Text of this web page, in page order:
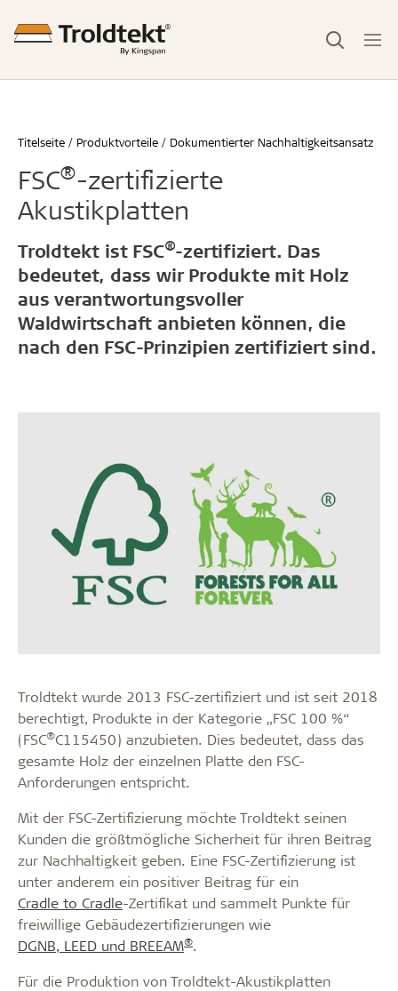
Titelseite Produktvorteile Dokumentierter Nachhaltigkeitsansatz
FSC®-zertifizierte
Akustikplatten
Troldtekt ist FSC®-zertifiziert. Das
bedeutet, dass wir Produkte mit Holz
aus verantwortungsvoller
Waldwirtschaft anbieten können, die
nach den FSC-Prinzipien zertifiziert sind.
Troldtekt wurde 2013 FSC-zertifiziert und ist seit 2018
berechtigt, Produkte in der Kategorie „FSC 100 %“
(FSC®C115450) anzubieten. Dies bedeutet, dass das
gesamte Holz der einzelnen Platte den FSC-
Anforderungen entspricht.
Mit der FSC-Zertifizierung möchte Troldtekt seinen
Kunden die größtmögliche Sicherheit für ihren Beitrag
zur Nachhaltigkeit geben. Eine FSC-Zertifizierung ist
unter anderem ein positiver Beitrag für ein
Cradle to Cradle-Zertifikat und sammelt Punkte für
freiwillige Gebäudezertifizierungen wie
DGNB, LEED und BREEAM®.
Für die Produktion von Troldtekt-Akustikplatten